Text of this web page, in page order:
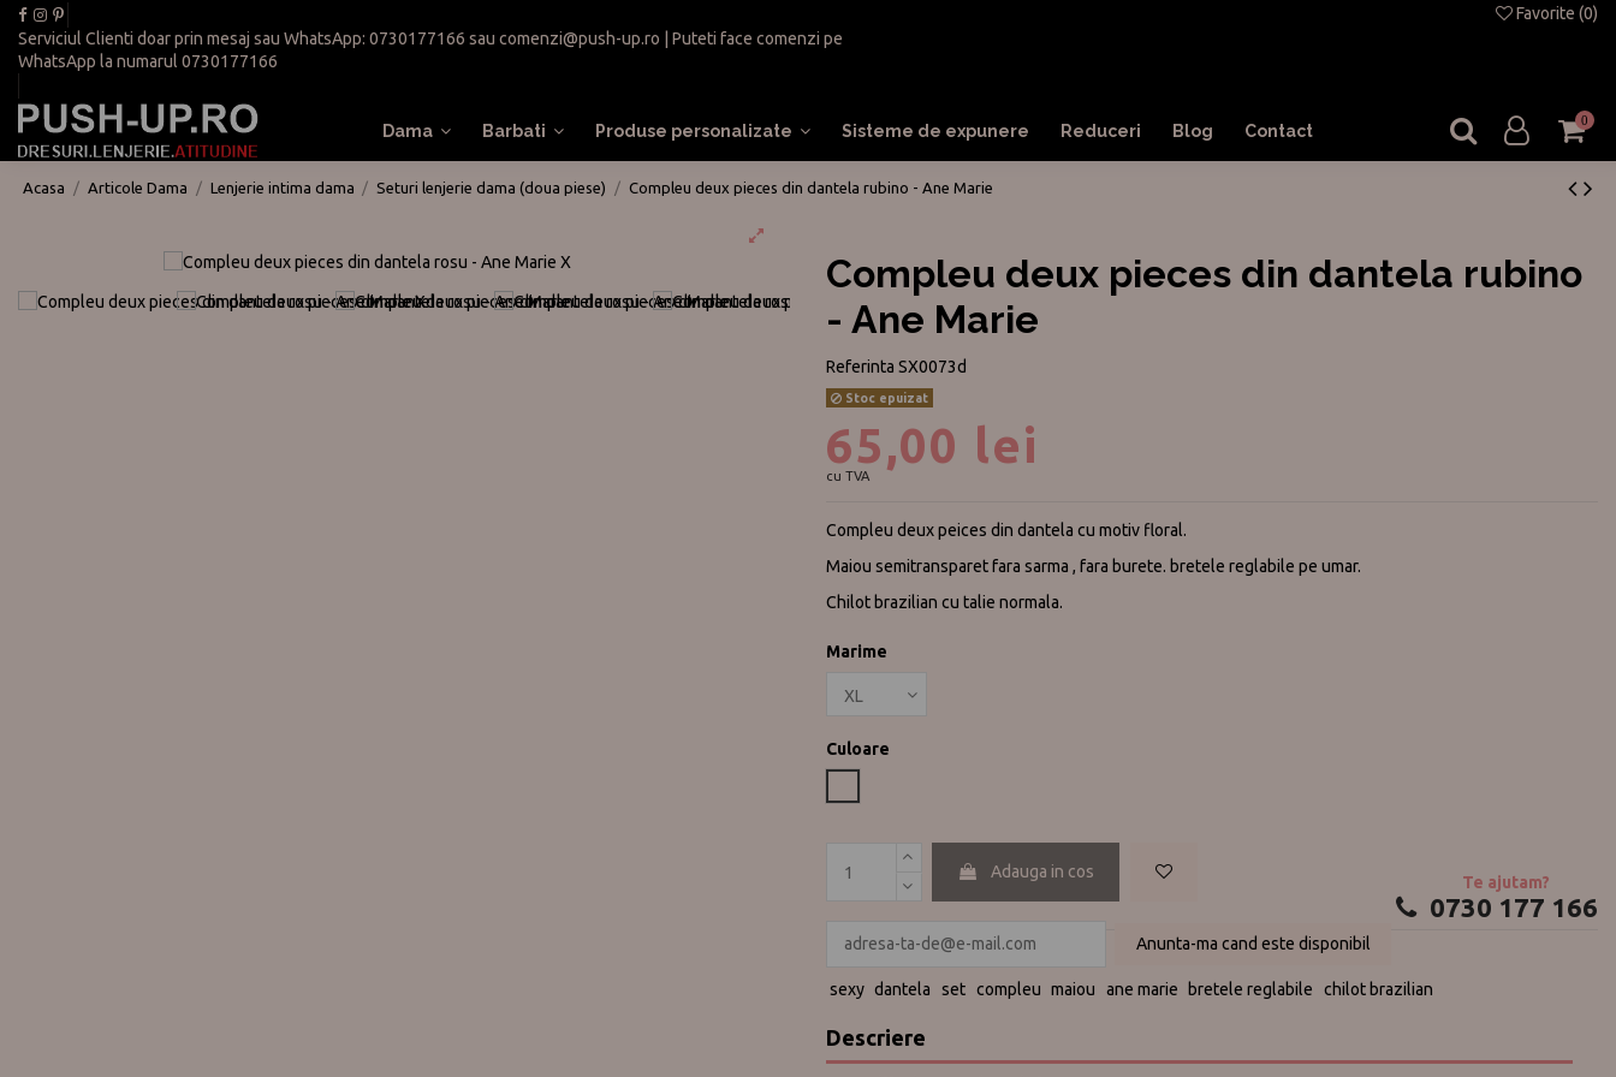
Serviciul Clienti doar prin mesaj sau WhatsApp: 0730177166 sau comenzi@push-up.ro | Puteti face comenzi pe
WhatsApp la numarul 0730177166
Favorite (0)
Dama Barbati Produse personalizate Sisteme de expunere Reduceri Blog Contact
0
Acasa Articole Dama Lenjerie intima dama Seturi lenjerie dama (doua piese) Compleu deux pieces din dantela rubino - Ane Marie
Compleu deux pieces din dantela rubino
- Ane Marie
Referinta SX0073d
Stoc epuizat
65,00 lei
cu TVA
Compleu deux peices din dantela cu motiv floral.
Maiou semitransparet fara sarma , fara burete. bretele reglabile pe umar.
Chilot brazilian cu talie normala.
Marime
Culoare
Adauga in cos
sexy dantela set compleu maiou ane marie bretele reglabile chilot brazilian
Te ajutam?
0730 177 166
Anunta-ma cand este disponibil
Descriere